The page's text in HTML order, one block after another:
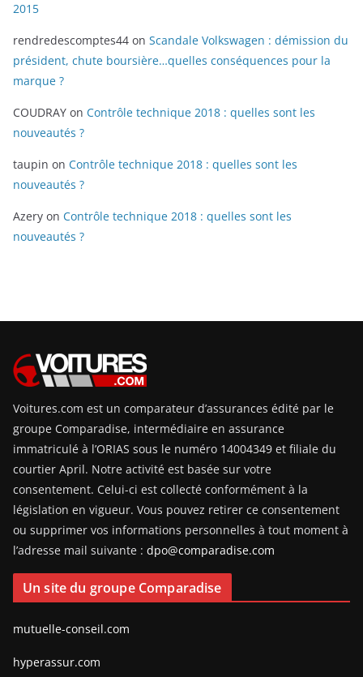
2015
rendredescomptes44 on Scandale Volkswagen : démission du
président, chute boursière…quelles conséquences pour la
marque ?
COUDRAY on Contrôle technique 2018 : quelles sont les
nouveautés ?
taupin on Contrôle technique 2018 : quelles sont les
nouveautés ?
Azery on Contrôle technique 2018 : quelles sont les
nouveautés ?
Voitures.com est un comparateur d’assurances édité par le
groupe Comparadise, intermédiaire en assurance
immatriculé à l’ORIAS sous le numéro 14004349 et filiale du
courtier April. Notre activité est basée sur votre
consentement. Celui-ci est collecté conformément à la
législation en vigueur. Vous pouvez retirer ce consentement
ou supprimer vos informations personnelles à tout moment à
l’adresse mail suivante : dpo@comparadise.com
Un site du groupe Comparadise
mutuelle-conseil.com
hyperassur.com